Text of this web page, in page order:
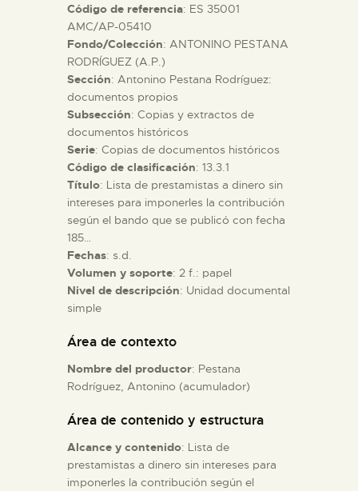
ACTIVIDADES
█
EL MUSEO
COLECCIONES
DIDÁCTICA
ESPAÑOL
Código de referencia: ES 35001
AMC/AP-05410
Fondo/Colección: ANTONINO PESTANA
RODRÍGUEZ (A.P.)
Sección: Antonino Pestana Rodríguez:
documentos propios
Subsección: Copias y extractos de
documentos históricos
Serie: Copias de documentos históricos
Código de clasificación: 13.3.1
Título: Lista de prestamistas a dinero sin
intereses para imponerles la contribución
según el bando que se publicó con fecha
185…
Fechas: s.d.
Volumen y soporte: 2 f.: papel
Nivel de descripción: Unidad documental
simple
Área de contexto
Nombre del productor: Pestana
Rodríguez, Antonino (acumulador)
Área de contenido y estructura
Alcance y contenido: Lista de
prestamistas a dinero sin intereses para
imponerles la contribución según el